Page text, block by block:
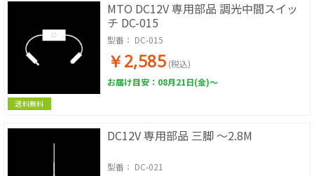
送料無料
MTO DC12V 専用部品 調光中間スイッ
チ DC-015
型番： DC-015
￥2,585 (税込)
お届け目安：08月21日(金)～
DC12V 専用部品 三脚 ～2.8M
型番： DC-021